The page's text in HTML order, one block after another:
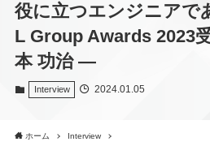
役に立つエンジニア
L Group Awards 2023
本 功治 ―
Interview 2024.01.05
ホーム Interview